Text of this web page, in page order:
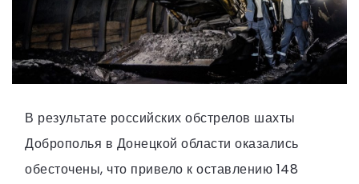
В результате российских обстрелов шахты
Доброполья в Донецкой области оказались
обесточены, что привело к оставлению 148